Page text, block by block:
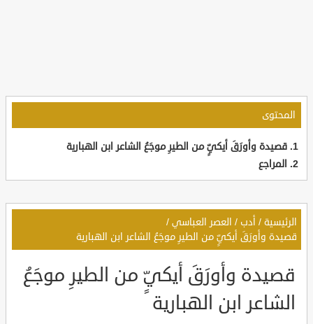
المحتوى
قصيدة وأورَقَ أيكيٍّ من الطيرِ موجَعُ الشاعر ابن الهبارية
المراجع
الرئيسية / أدب / العصر العباسي /
قصيدة وأورَقَ أيكيٍّ من الطيرِ موجَعُ الشاعر ابن الهبارية
قصيدة وأورَقَ أيكيٍّ من الطيرِ موجَعُ
الشاعر ابن الهبارية